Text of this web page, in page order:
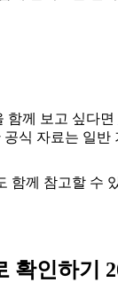
함께 보고 싶다면
식 자료는 일
함께 참고할 수
인하기